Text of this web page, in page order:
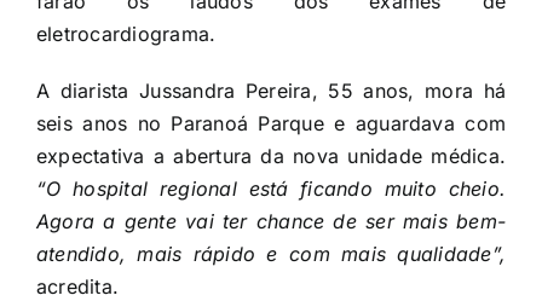
eletrocardiograma.
A diarista Jussandra Pereira, 55 anos, mora há
seis anos no Paranoá Parque e aguardava com
expectativa a abertura da nova unidade médica.
“O hospital regional está ficando muito cheio.
Agora a gente vai ter chance de ser mais bem-
atendido, mais rápido e com mais qualidade”,
acredita.